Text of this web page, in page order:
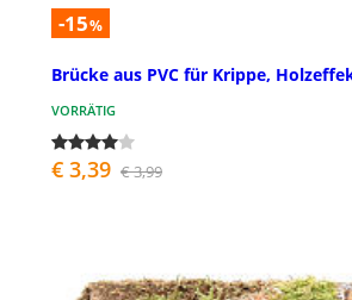
-15%
Brücke aus PVC für Krippe,
VORRÄTIG
€ 3,39 € 3,99